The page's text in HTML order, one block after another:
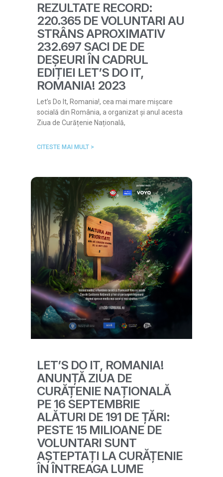
REZULTATE RECORD:
220.365 DE VOLUNTARI AU
STRÂNS APROXIMATIV
232.697 SACI DE DE
DEȘEURI ÎN CADRUL
EDIȚIEI LET’S DO IT,
ROMANIA! 2023
Let’s Do It, Romania!, cea mai mare mișcare
socială din România, a organizat și anul acesta
Ziua de Curățenie Națională,
CITESTE MAI MULT >
LET’S DO IT, ROMANIA!
ANUNȚĂ ZIUA DE
CURĂȚENIE NAȚIONALĂ
PE 16 SEPTEMBRIE
ALĂTURI DE 191 DE ȚĂRI:
PESTE 15 MILIOANE DE
VOLUNTARI SUNT
AȘTEPTAȚI LA CURĂȚENIE
ÎN ÎNTREAGA LUME